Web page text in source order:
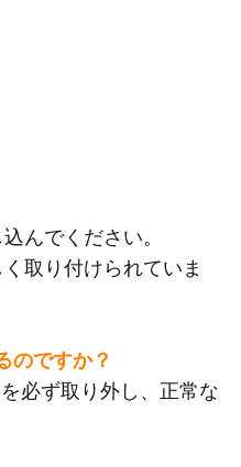
んでください。
取り付けられていま
のですか？
必ず取り外し、正常な